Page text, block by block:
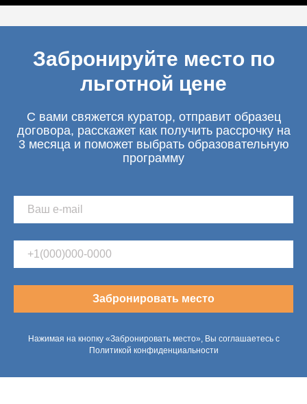
Забронируйте место по
льготной цене
С вами свяжется куратор, отправит образец
договора, расскажет как получить рассрочку на
3 месяца и поможет выбрать образовательную
программу
Забронировать место
Нажимая на кнопку «Забронировать место», Вы соглашаетесь с
Политикой конфиденциальности